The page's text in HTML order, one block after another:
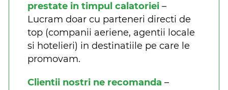
prestate in timpul calatoriei –
Lucram doar cu parteneri directi de
top (companii aeriene, agentii locale
si hotelieri) in destinatiile pe care le
promovam.
Clientii nostri ne recomanda –